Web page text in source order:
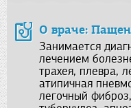
О враче:
Занимается
лечением
трахея, плевра,
атипичная
легочный